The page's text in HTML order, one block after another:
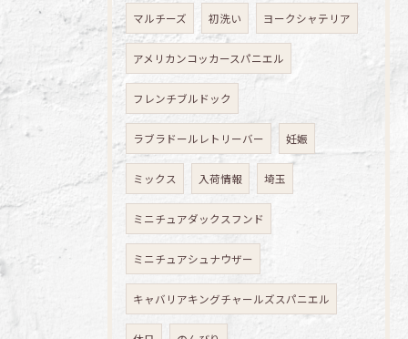
マルチーズ 初洗い ヨークシャテリア
アメリカンコッカースパニエル
フレンチブルドック
ラブラドールレトリーバー 妊娠
ミックス 入荷情報 埼玉
ミニチュアダックスフンド
ミニチュアシュナウザー
キャバリアキングチャールズスパニエル